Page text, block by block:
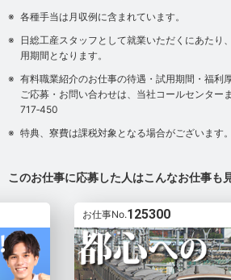
各種手当は月収例に含まれています。
日総工産スタッフとして就業いただくにあたり
用期間となります。
有料職業紹介のお仕事の待遇・試用期間・福利
ご応募・お問い合わせは、当社コールセンター
717‐450
特典、寮費は課税対象となる場合がございます。
このお仕事に応募した人はこんなお仕事も
お仕事No.125300